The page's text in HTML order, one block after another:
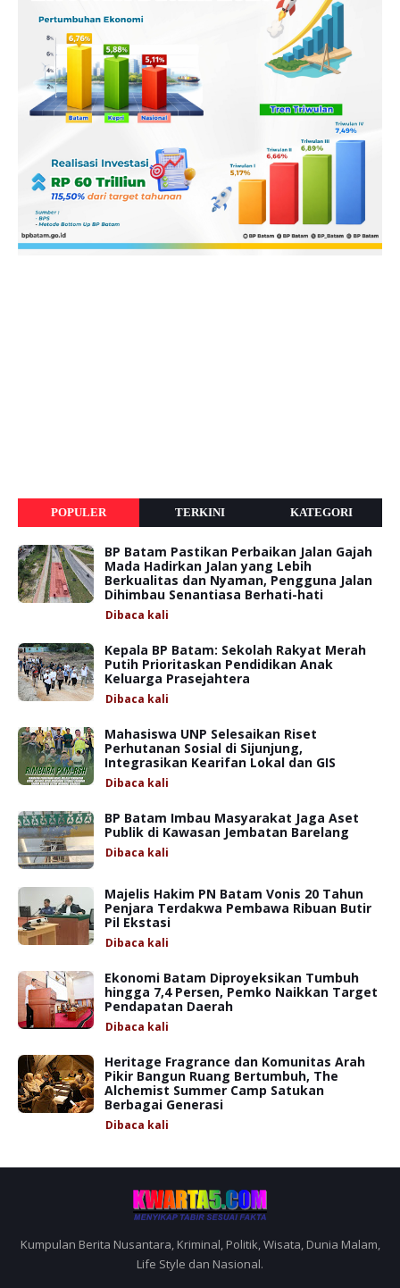
POPULER TERKINI KATEGORI
BP Batam Pastikan Perbaikan Jalan Gajah
Mada Hadirkan Jalan yang Lebih
Berkualitas dan Nyaman, Pengguna Jalan
Dihimbau Senantiasa Berhati-hati
Dibaca kali
Kepala BP Batam: Sekolah Rakyat Merah
Putih Prioritaskan Pendidikan Anak
Keluarga Prasejahtera
Dibaca kali
Mahasiswa UNP Selesaikan Riset
Perhutanan Sosial di Sijunjung,
Integrasikan Kearifan Lokal dan GIS
Dibaca kali
BP Batam Imbau Masyarakat Jaga Aset
Publik di Kawasan Jembatan Barelang
Dibaca kali
Majelis Hakim PN Batam Vonis 20 Tahun
Penjara Terdakwa Pembawa Ribuan Butir
Pil Ekstasi
Dibaca kali
Ekonomi Batam Diproyeksikan Tumbuh
hingga 7,4 Persen, Pemko Naikkan Target
Pendapatan Daerah
Dibaca kali
Heritage Fragrance dan Komunitas Arah
Pikir Bangun Ruang Bertumbuh, The
Alchemist Summer Camp Satukan
Berbagai Generasi
Dibaca kali
Kumpulan Berita Nusantara, Kriminal, Politik, Wisata, Dunia Malam,
Life Style dan Nasional.